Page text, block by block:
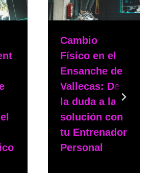
Cambio
Físico en el
Ensanche de
Vallecas: De
la duda a la
solución con
tu Entrenador
Personal